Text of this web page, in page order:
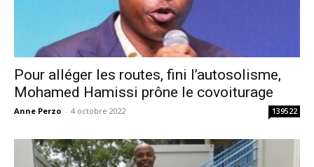
Pour alléger les routes, fini l’autosolisme,
Mohamed Hamissi prône le covoiturage
Anne Perzo - 4 octobre 2022 139522